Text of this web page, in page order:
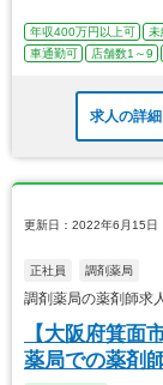
年収400万円以上可 未
車通勤可
店舗数1～9
求人の詳
更新日：2022年6月15日
正社員 調剤薬局
調剤薬局の薬剤師求
【大阪府箕面
薬局での薬剤